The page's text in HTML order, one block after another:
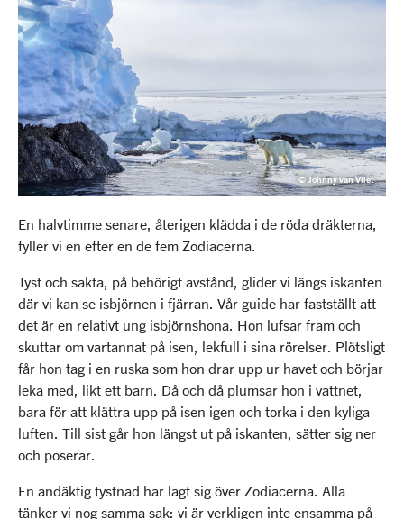
© Johnny van Vliet
En halvtimme senare, återigen klädda i de röda dräkterna,
fyller vi en efter en de fem Zodiacerna.
Tyst och sakta, på behörigt avstånd, glider vi längs iskanten
där vi kan se isbjörnen i fjärran. Vår guide har fastställt att
det är en relativt ung isbjörnshona. Hon lufsar fram och
skuttar om vartannat på isen, lekfull i sina rörelser. Plötsligt
får hon tag i en ruska som hon drar upp ur havet och börjar
leka med, likt ett barn. Då och då plumsar hon i vattnet,
bara för att klättra upp på isen igen och torka i den kyliga
luften. Till sist går hon längst ut på iskanten, sätter sig ner
och poserar.
En andäktig tystnad har lagt sig över Zodiacerna. Alla
tänker vi nog samma sak: vi är verkligen inte ensamma på